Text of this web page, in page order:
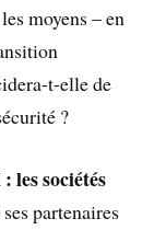
moyens – en
t-elle de
?
les sociétés
partenaires